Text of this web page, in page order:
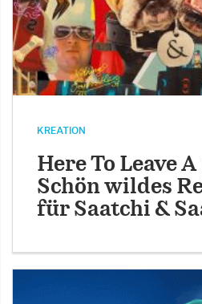
KREATION
Here To Leave
Schön wildes
für Saatchi &